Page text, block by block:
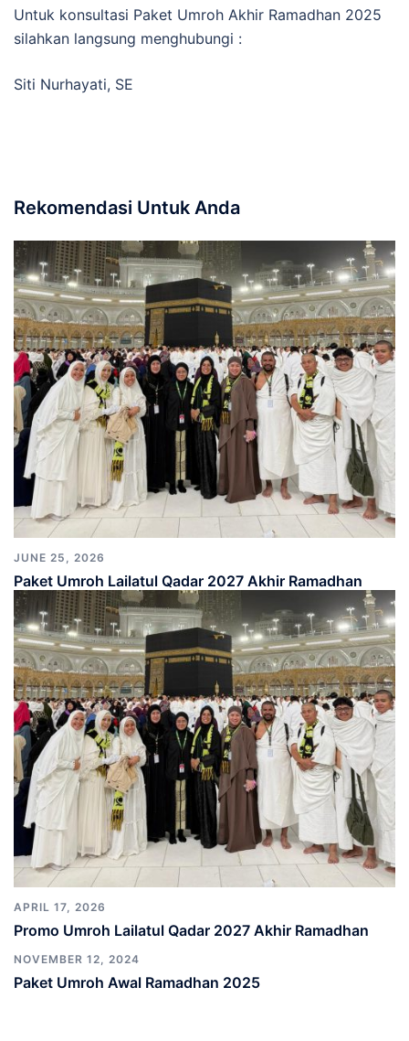
Untuk konsultasi Paket Umroh Akhir Ramadhan 2025
silahkan langsung menghubungi :
Siti Nurhayati, SE
Rekomendasi Untuk Anda
JUNE 25, 2026
Paket Umroh Lailatul Qadar 2027 Akhir Ramadhan
APRIL 17, 2026
Promo Umroh Lailatul Qadar 2027 Akhir Ramadhan
NOVEMBER 12, 2024
Paket Umroh Awal Ramadhan 2025